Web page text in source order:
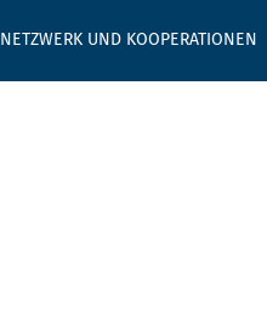
NETZWERK UND KOOPERATIONEN